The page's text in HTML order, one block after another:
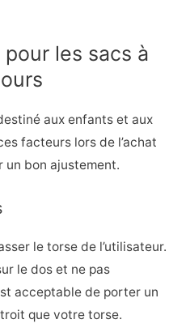
pour les sacs à
aux enfants et aux
facteurs lors de l’achat
un bon ajustement.
le torse de l’utilisateur.
le dos et ne pas
acceptable de porter un
que votre torse.